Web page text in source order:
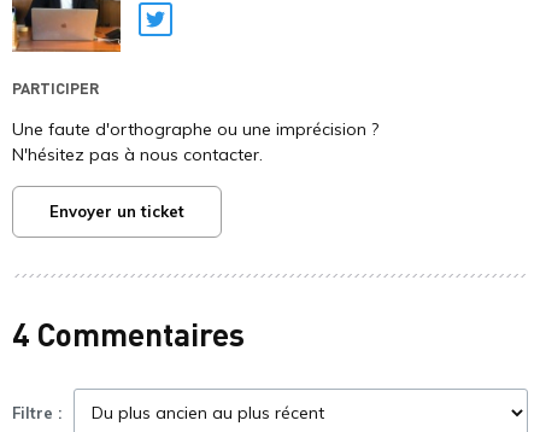
Twitter
PARTICIPER
Une faute d'orthographe ou une imprécision ?
N'hésitez pas à nous contacter.
Envoyer un ticket
4 Commentaires
Filtre :